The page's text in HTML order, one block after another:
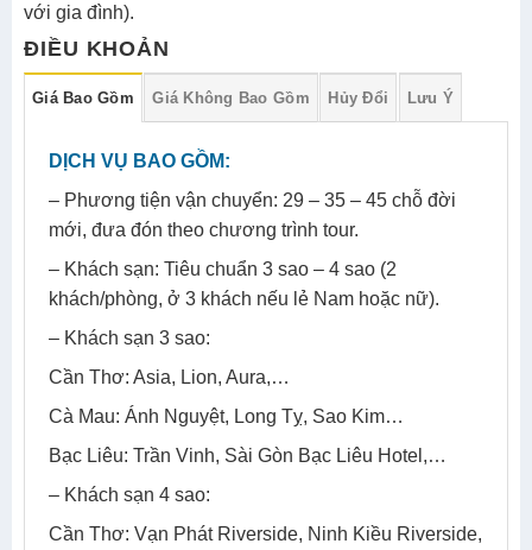
với gia đình).
ĐIỀU KHOẢN
Giá Bao Gồm Giá Không Bao Gồm Hủy Đổi Lưu Ý
DỊCH VỤ BAO GỒM:
– Phương tiện vận chuyển: 29 – 35 – 45 chỗ đời
mới, đưa đón theo chương trình tour.
– Khách sạn: Tiêu chuẩn 3 sao – 4 sao (2
khách/phòng, ở 3 khách nếu lẻ Nam hoặc nữ).
– Khách sạn 3 sao:
Cần Thơ: Asia, Lion, Aura,…
Cà Mau: Ánh Nguyệt, Long Tỵ, Sao Kim…
Bạc Liêu: Trần Vinh, Sài Gòn Bạc Liêu Hotel,…
– Khách sạn 4 sao:
Cần Thơ: Vạn Phát Riverside, Ninh Kiều Riverside,